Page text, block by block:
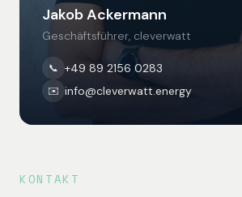
Jakob Ackermann
Geschäftsführer, cleverwatt
📞 +49 89 2156 0283
✉️ info@cleverwatt.energy
KONTAKT